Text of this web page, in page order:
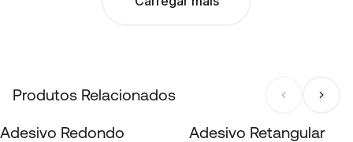
Produtos Relacionados
Adesivo Redondo Adesivo Retangular